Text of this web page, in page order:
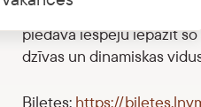
atspoguļojās gan
piedāvā iespēju iepazīt
dzīvas un dinamiskas
Biļetes: https://